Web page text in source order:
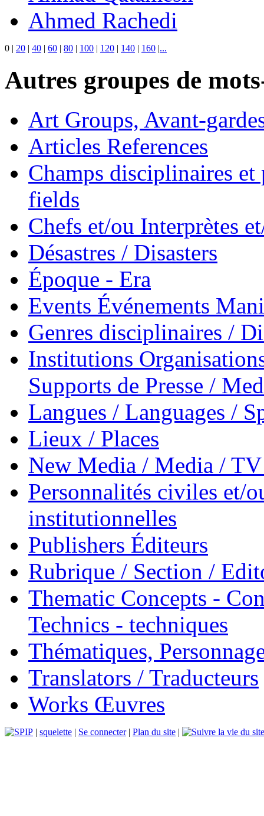
Ahmed Rachedi
0 | 20 | 40 | 60 | 80 | 100 | 120 | 140 | 160 |...
Autres groupes de
Art Groups, Avant-
Articles References
Champs disciplinaires
fields
Chefs et/ou Interprètes
Désastres / Disasters
Époque - Era
Events Événements
Genres disciplinaires /
Institutions
Supports de Presse /
Langues / Languages /
Lieux / Places
New Media / Media /
Personnalités civiles et/
institutionnelles
Publishers Éditeurs
Rubrique / Section /
Thematic Concepts -
Technics - techniques
Thématiques,
Translators / Traducteurs
Works Œuvres
| squelette | Se connecter| Plan du site |